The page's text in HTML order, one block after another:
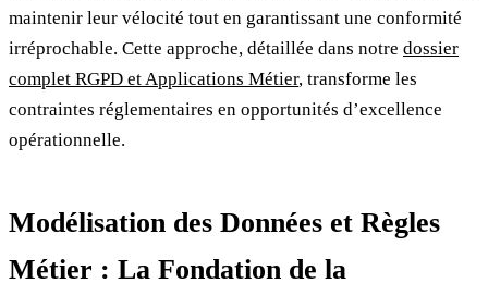
maintenir leur vélocité tout en garantissant une conformité
irréprochable. Cette approche, détaillée dans notre dossier
complet RGPD et Applications Métier, transforme les
contraintes réglementaires en opportunités d’excellence
opérationnelle.
Modélisation des Données et Règles
Métier : La Fondation de la